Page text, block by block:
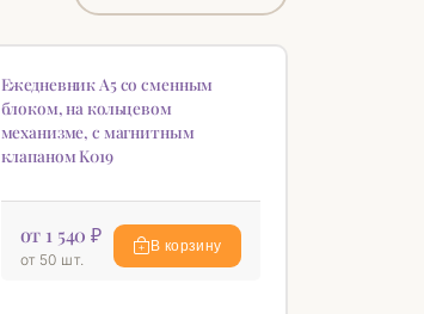
Ежедневник А5 со сменным
блоком, на кольцевом
механизме, с магнитным
клапаном K019
от 1 540 ₽
от 50 шт.
В корзину